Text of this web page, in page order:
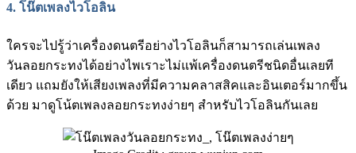
4. โน๊ตเพลงไวโอลิน
ใครจะไปรู้ว่าเครื่องดนตรีอย่างไวโอลินก็สามารถเล่นเพลง
วันลอยกระทงได้อย่างไพเราะไม่แพ้เครื่องดนตรีชนิดอื่นเลยที
เดียว แถมยังให้เสียงเพลงที่มีความคลาสสิคและอินเตอร์มากขึ้น
ด้วย มาดูโน้ตเพลงลอยกระทงง่ายๆ สำหรับไวโอลินกันเลย